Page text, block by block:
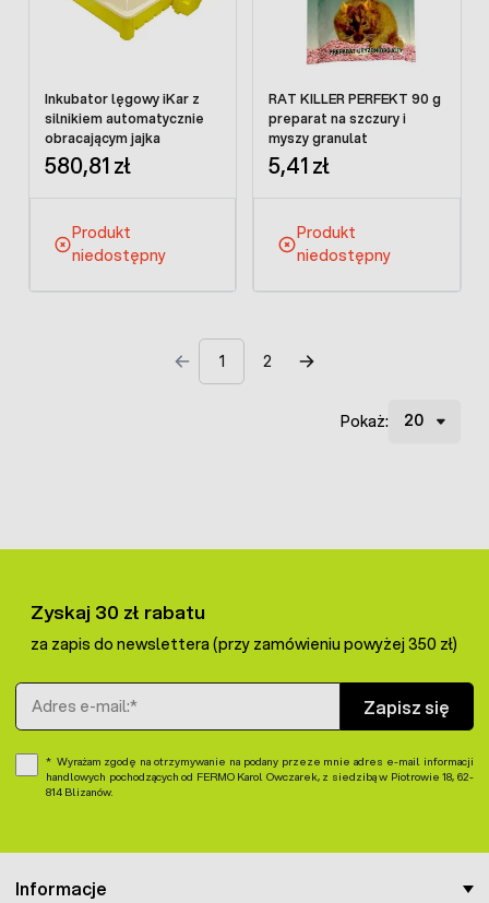
Inkubator lęgowy iKar z
silnikiem automatycznie
obracającym jajka
580,81 zł
Produkt
niedostępny
RAT KILLER PERFEKT 90 g
preparat na szczury i
myszy granulat
5,41 zł
Produkt
niedostępny
1 2
Pokaż:
Informacje
Zyskaj 30 zł rabatu
za zapis do newslettera (przy zamówieniu powyżej 350 zł)
Adres e-mail
Zapisz się
Wyrażam zgodę na otrzymywanie na podany przeze mnie adres e-mail informacji
handlowych pochodzących od FERMO Karol Owczarek, z siedzibą w Piotrowie 18, 62-
814 Blizanów.